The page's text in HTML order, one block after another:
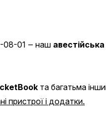
08-01 ‒ наш
та багатьма
пристрої і додатки.